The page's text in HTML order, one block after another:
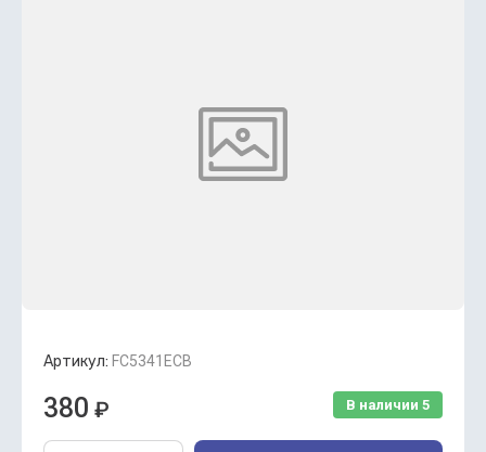
Артикул: FC5341ECB
В наличии 5
380 ₽